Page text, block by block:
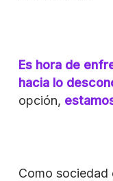
Es hora de
hacia lo
opción,
Como sociedad